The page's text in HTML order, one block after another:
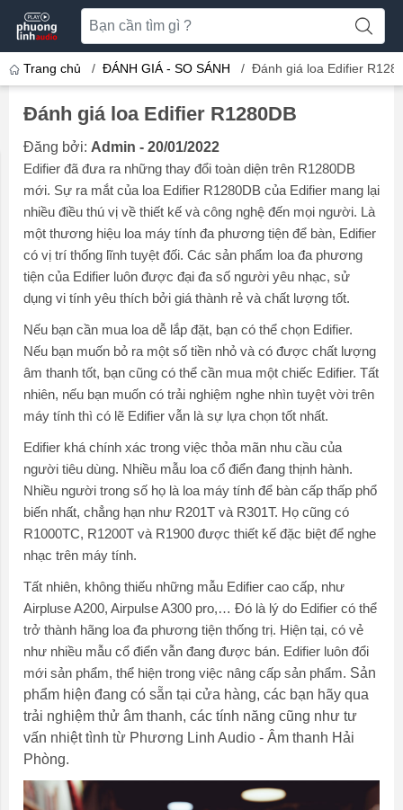
Trang chủ / ĐÁNH GIÁ - SO SÁNH / Đánh giá loa Edifier
Đánh giá loa Edifier R1280DB
Đăng bởi: Admin - 20/01/2022
Edifier đã đưa ra những thay đổi toàn diện trên R1280DB
mới. Sự ra mắt của loa Edifier R1280DB của Edifier mang lại
nhiều điều thú vị về thiết kế và công nghệ đến mọi người. Là
một thương hiệu loa máy tính đa phương tiện để bàn, Edifier
có vị trí thống lĩnh tuyệt đối. Các sản phẩm loa đa phương
tiện của Edifier luôn được đại đa số người yêu nhạc, sử
dụng vi tính yêu thích bởi giá thành rẻ và chất lượng tốt.
Nếu bạn cần mua loa dễ lắp đặt, bạn có thể chọn Edifier.
Nếu bạn muốn bỏ ra một số tiền nhỏ và có được chất lượng
âm thanh tốt, bạn cũng có thể cần mua một chiếc Edifier. Tất
nhiên, nếu bạn muốn có trải nghiệm nghe nhìn tuyệt vời trên
máy tính thì có lẽ Edifier vẫn là sự lựa chọn tốt nhất.
Edifier khá chính xác trong việc thỏa mãn nhu cầu của
người tiêu dùng. Nhiều mẫu loa cổ điển đang thịnh hành.
Nhiều người trong số họ là loa máy tính để bàn cấp thấp phổ
biến nhất, chẳng hạn như R201T và R301T. Họ cũng có
R1000TC, R1200T và R1900 được thiết kế đặc biệt để nghe
nhạc trên máy tính.
Tất nhiên, không thiếu những mẫu Edifier cao cấp, như
Airpluse A200, Airpulse A300 pro,… Đó là lý do Edifier có thể
trở thành hãng loa đa phương tiện thống trị. Hiện tại, có vẻ
như nhiều mẫu cổ điển vẫn đang được bán. Edifier luôn đổi
mới sản phẩm, thể hiện trong việc nâng cấp sản phẩm. Sản
phẩm hiện đang có sẵn tại cửa hàng, các bạn hãy qua
trải nghiệm thử âm thanh, các tính năng cũng như tư
vấn nhiệt tình từ Phương Linh Audio - Âm thanh Hải
Phòng.